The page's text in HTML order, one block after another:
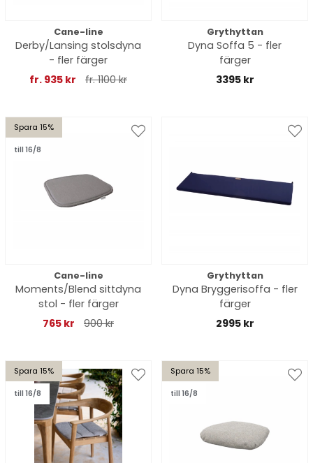
Cane-line
Derby/Lansing stolsdyna
- fler färger
fr. 935 kr
fr. 1100 kr
Grythyttan
Dyna Soffa 5 - fler
färger
3395 kr
Spara 15%
till 16/8
Cane-line
Moments/Blend sittdyna
stol - fler färger
765 kr
900 kr
Grythyttan
Dyna Bryggerisoffa - fler
färger
2995 kr
Spara 15%
till 16/8
Spara 15%
till 16/8